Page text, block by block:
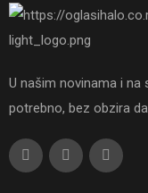
U našim novinama i
potrebno, bez obzira